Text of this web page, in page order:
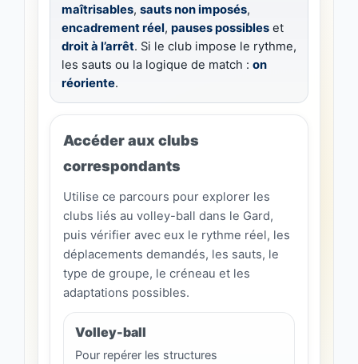
maîtrisables, sauts non imposés,
encadrement réel, pauses possibles et
droit à l’arrêt. Si le club impose le rythme,
les sauts ou la logique de match : on
réoriente.
Accéder aux clubs
correspondants
Utilise ce parcours pour explorer les
clubs liés au volley-ball dans le Gard,
puis vérifier avec eux le rythme réel, les
déplacements demandés, les sauts, le
type de groupe, le créneau et les
adaptations possibles.
Volley-ball
Pour repérer les structures